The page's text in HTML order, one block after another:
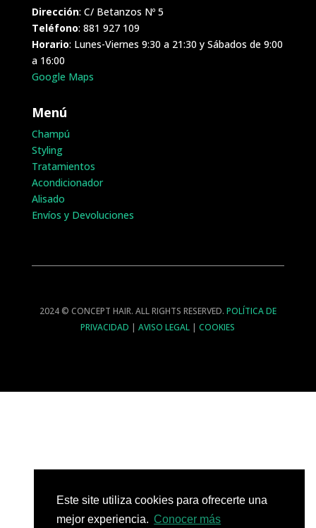
Dirección: C/ Betanzos Nº 5
Teléfono: 881 927 109
Horario: Lunes-Viernes 9:30 a 21:30 y Sábados de 9:00
a 16:00
Google Maps
Menú
Champú
Styling
Tratamientos
Acondicionador
Alisado
Envíos y Devoluciones
2024 © CONCEPT HAIR. ALL RIGHTS RESERVED. POLÍTICA DE
PRIVACIDAD |AVISO LEGAL |COOKIES
Este site utiliza cookies para ofrecerte una
mejor experiencia. Conocer más